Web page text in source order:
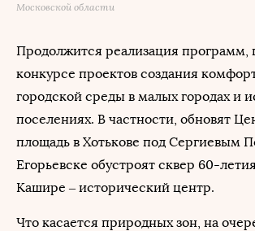
Московской области
Продолжится реализация программ,
конкурсе проектов создания
городской среды в малых городах и
поселениях. В частности, обновят
площадь в Хотькове под Сергиевым
Егорьевске обустроят сквер 60-
Кашире – исторический центр.
Что касается природных зон, на